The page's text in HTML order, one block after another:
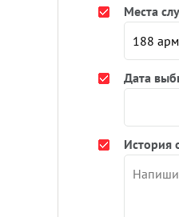
Места
Дата
История